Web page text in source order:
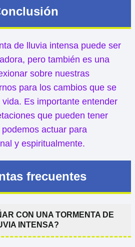
de lluvia intensa puede ser
pero también es una
sobre nuestras
para los cambios que se
Es importante entender
que pueden tener
actuar para
y espiritualmente.
frecuentes
CON UNA TORMENTA DE
INTENSA?